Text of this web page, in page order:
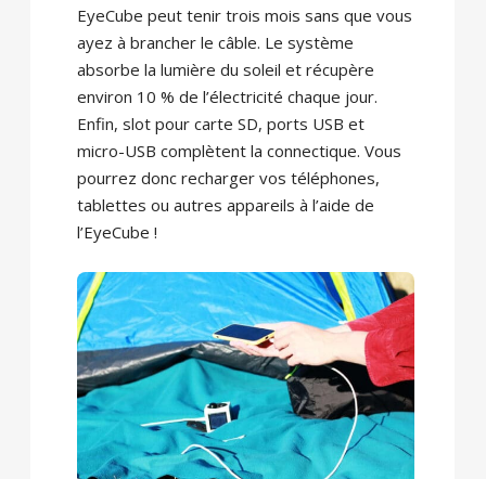
EyeCube peut tenir trois mois sans que vous
ayez à brancher le câble. Le système
absorbe la lumière du soleil et récupère
environ 10 % de l’électricité chaque jour.
Enfin, slot pour carte SD, ports USB et
micro-USB complètent la connectique. Vous
pourrez donc recharger vos téléphones,
tablettes ou autres appareils à l’aide de
l’EyeCube !